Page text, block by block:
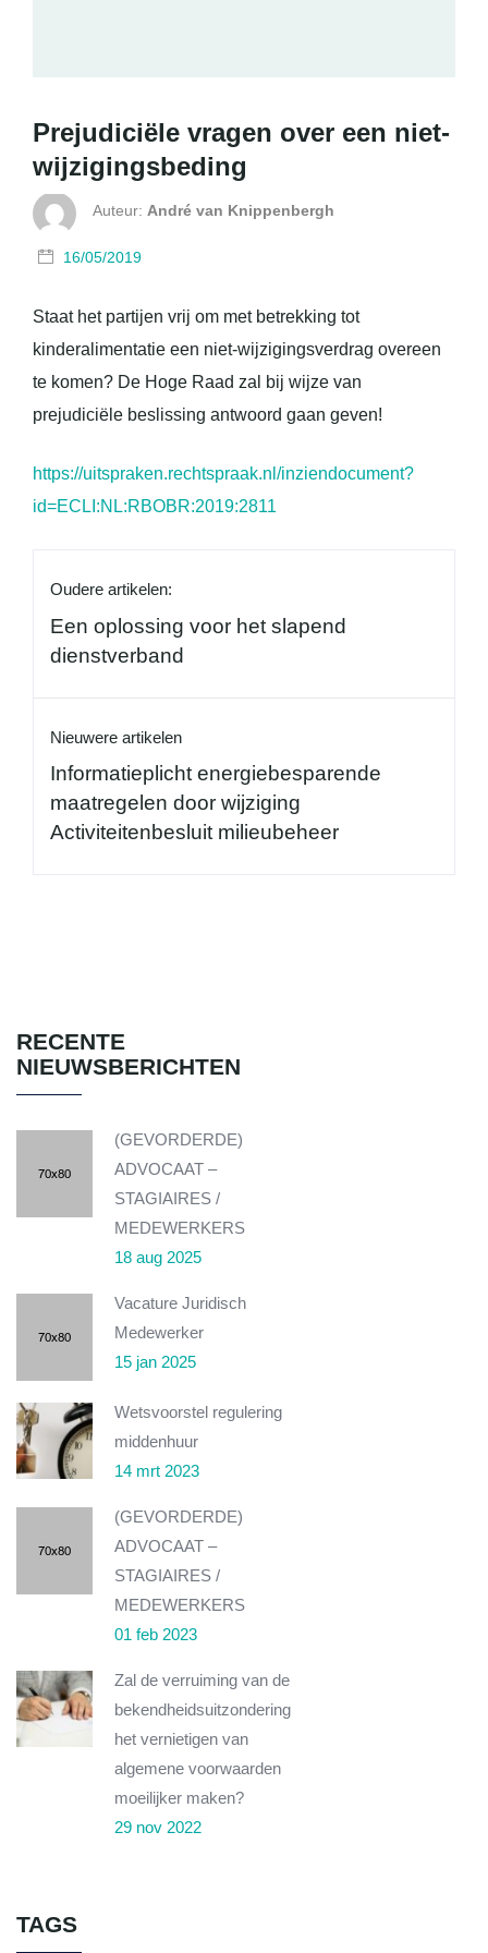
Prejudiciële vragen over een niet-
wijzigingsbeding
Auteur: André van Knippenbergh
16/05/2019
Staat het partijen vrij om met betrekking tot
kinderalimentatie een niet-wijzigingsverdrag overeen
te komen? De Hoge Raad zal bij wijze van
prejudiciële beslissing antwoord gaan geven!
https://uitspraken.rechtspraak.nl/inziendocument?
id=ECLI:NL:RBOBR:2019:2811
Oudere artikelen:
Een oplossing voor het slapend
dienstverband
Nieuwere artikelen
Informatieplicht energiebesparende
maatregelen door wijziging
Activiteitenbesluit milieubeheer
RECENTE
NIEUWSBERICHTEN
(GEVORDERDE)
ADVOCAAT –
STAGIAIRES /
MEDEWERKERS
18 aug 2025
Vacature Juridisch
Medewerker
15 jan 2025
Wetsvoorstel regulering
middenhuur
14 mrt 2023
(GEVORDERDE)
ADVOCAAT –
STAGIAIRES /
MEDEWERKERS
01 feb 2023
Zal de verruiming van de
bekendheidsuitzondering
het vernietigen van
algemene voorwaarden
moeilijker maken?
29 nov 2022
TAGS